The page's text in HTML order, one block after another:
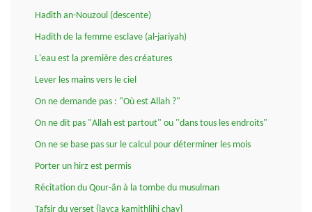
Hadith an-Nouzoul (descente)
Hadith de la femme esclave (al-jariyah)
L'eau est la première des créatures
Lever les mains vers le ciel
On ne demande pas : "Où est Allah ?"
On ne dit pas "Allah est partout" ou "dans tous les endroits"
On ne se base pas sur le calcul pour déterminer les mois
Porter un hirz est permis
Récitation du Qour-ân à la tombe du musulman
Tafsir du verset {layça kamithlihi chay}